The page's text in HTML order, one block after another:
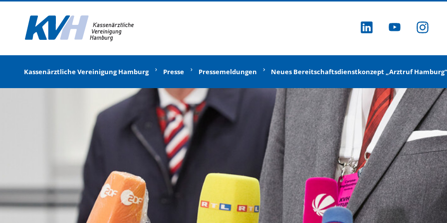
ZU ZU
Kassenärztliche Vereinigung Hamburg Presse Pressemeldungen Neues Bereitschaftsdienstkonzept „Arztruf